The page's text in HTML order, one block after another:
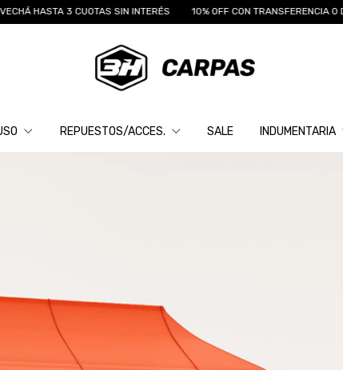
3 CUOTAS SIN INTERÉS 10% OFF CON TRANSFERENCIA O DEPÓSITO
REPUESTOS/ACCES. SALE INDUMENTARIA